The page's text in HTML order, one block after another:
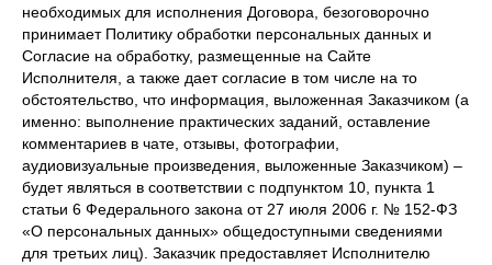
необходимых для исполнения Договора, безоговорочно
принимает Политику обработки персональных данных и
Согласие на обработку, размещенные на Сайте
Исполнителя, а также дает согласие в том числе на то
обстоятельство, что информация, выложенная Заказчиком (а
именно: выполнение практических заданий, оставление
комментариев в чате, отзывы, фотографии,
аудиовизуальные произведения, выложенные Заказчиком) –
будет являться в соответствии с подпунктом 10, пункта 1
статьи 6 Федерального закона от 27 июля 2006 г. № 152-ФЗ
«О персональных данных» общедоступными сведениями
для третьих лиц). Заказчик предоставляет Исполнителю